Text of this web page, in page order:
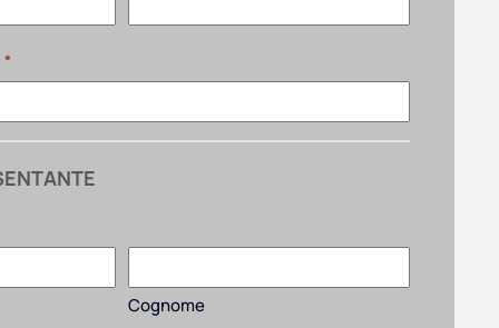
*
Cognome